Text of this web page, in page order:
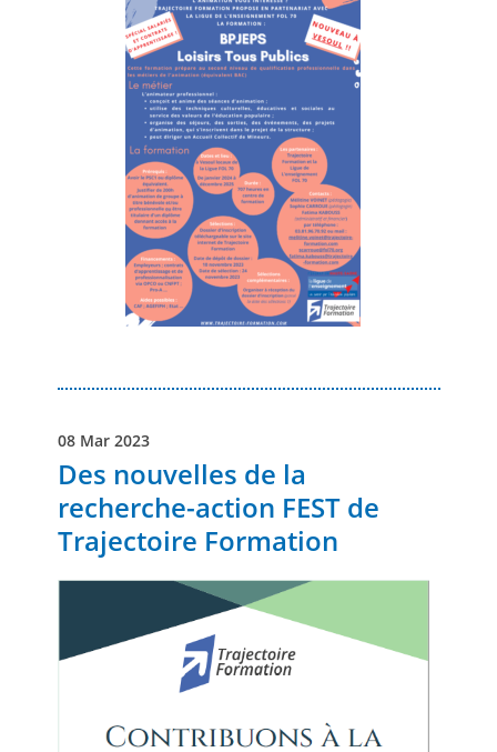
08 Mar 2023
Des nouvelles de la
recherche-action FEST de
Trajectoire Formation